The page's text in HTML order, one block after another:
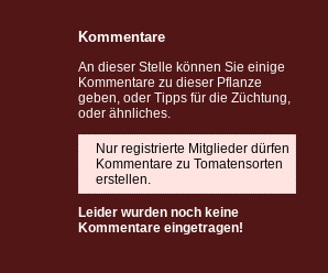
Kommentare
An dieser Stelle können Sie einige
Kommentare zu dieser Pflanze
geben, oder Tipps für die Züchtung,
oder ähnliches.
Nur registrierte Mitglieder dürfen
Kommentare zu Tomatensorten
erstellen.
Leider wurden noch keine
Kommentare eingetragen!